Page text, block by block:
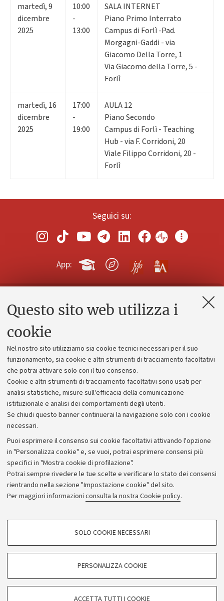
Questo sito web utilizza i
cookie
Nel nostro sito utilizziamo sia cookie tecnici necessari per il suo
funzionamento, sia cookie e altri strumenti di tracciamento facoltativi
che potrai attivare solo con il tuo consenso.
Cookie e altri strumenti di tracciamento facoltativi sono usati per
analisi statistiche, misure sull'efficacia della comunicazione
istituzionale e analisi dei comportamenti degli utenti.
Se chiudi questo banner continuerai la navigazione solo con i cookie
necessari.
Puoi esprimere il consenso sui cookie facoltativi attivando l'opzione
in "Personalizza cookie" e, se vuoi, potrai esprimere consensi più
specifici in "Mostra cookie di profilazione".
Potrai sempre rivedere le tue scelte e verificare lo stato dei consensi
rientrando nella sezione "Impostazione cookie" del sito.
Per maggiori informazioni consulta la nostra Cookie policy.
COOKIE DI PROFILAZIONE - FACOLTATIVI
COOKIE TECNICI - NECESSARI
SOLO COOKIE NECESSARI
PERSONALIZZA COOKIE
ACCETTA TUTTI I COOKIE
martedì,9
dicembre
2025
10:00
-
13:00
SALA INTERNET
Piano Primo Interrato
Campus di Forlì -Pad.
Morgagni-Gaddi - via
Giacomo Della Torre, 1
Via Giacomo della Torre, 5 -
Forlì
martedì, 16
dicembre
2025
17:00
-
19:00
AULA 12
Piano Secondo
Campus di Forlì - Teaching
Hub - via F. Corridoni, 20
Viale Filippo Corridoni, 20 -
Forlì
Seguici su:
App:
Contatti e PEC
Alumni community
Piano strategico
Bilanci
Donazioni e 5x1000
Merchandising - UniboStore
Bandi, gare e concorsi
Albo online
Amministrazione trasparente
Atti di notifica
Informazioni sul sito e accessibilità
Dichiarazione di accessibilità
Privacy e note legali
Impostazioni Cookie
©Copyright 2026 - ALMA MATER STUDIORUM - Università di
Bologna - Via Zamboni,33 - 40126Bologna - PI: